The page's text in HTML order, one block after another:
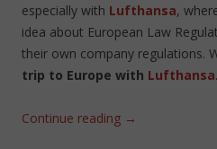
especially with Lufthansa,
idea about European Law
their own company regulations.
trip to Europe with Lufthansa.
Continue reading →